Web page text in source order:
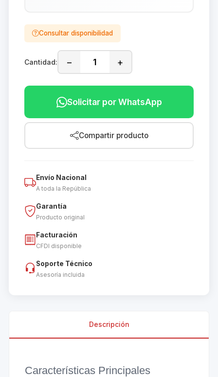
Consultar disponibilidad
Cantidad: − +
Solicitar por WhatsApp
Compartir producto
Envío Nacional
A toda la República
Garantía
Producto original
Facturación
CFDI disponible
Soporte Técnico
Asesoría incluida
Descripción
Características Principales